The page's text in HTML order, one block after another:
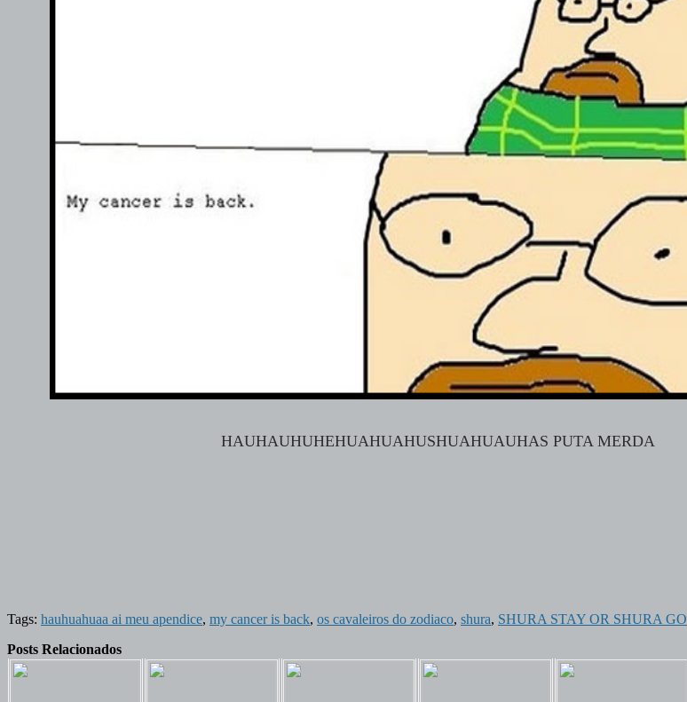
HAUHAUHUHEHUAHUAHUSHUAHUAUHAS PUTA MERDA
Tags: hauhuahuaa ai meu apendice, my cancer is back, os cavaleiros do zodiaco, shura, SHURA STAY OR SHURA GO
Posts Relacionados